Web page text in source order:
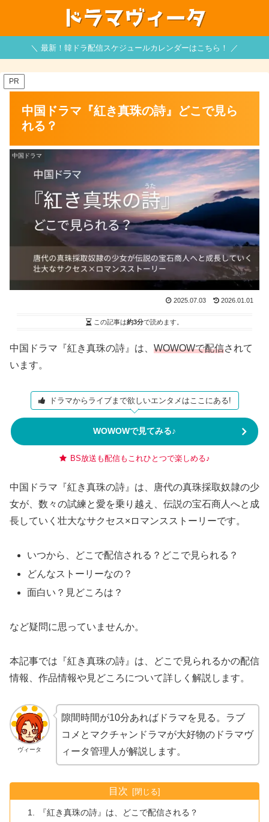
＼ 最新！韓ドラ配信スケジュールカレンダーはこちら！ ／
PR
中国ドラマ『紅き真珠の詩』どこで見ら
れる？
中国ドラマ
2025.07.03 2026.01.01
この記事は約3分で読めます。
中国ドラマ『紅き真珠の詩』は、 WOWOWで配信されて
います。
ドラマからライブまで欲しいエンタメはここにある!
WOWOWで見てみる♪
BS放送も配信もこれひとつで楽しめる♪
中国ドラマ『紅き真珠の詩』は、唐代の真珠採取奴隷の少
女が、数々の試練と愛を乗り越え、伝説の宝石商人へと成
長していく壮大なサクセス×ロマンスストーリーです。
いつから、どこで配信される？どこで見られる？
どんなストーリーなの？
面白い？見どころは？
など疑問に思っていませんか。
本記事では『紅き真珠の詩』は、どこで見られるかの配信
情報、作品情報や見どころについて詳しく解説します。
ヴィータ
隙間時間が10分あればドラマを見る。ラブ
コメとマクチャンドラマが大好物のドラマヴ
ィータ管理人が解説します。
目次
『紅き真珠の詩』は、どこで配信される？